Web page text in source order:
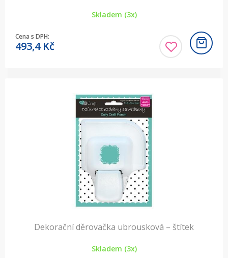
Skladem (3x)
Cena s DPH:
493,4 Kč
Dekorační děrovačka ubrousková – štítek
Skladem (3x)